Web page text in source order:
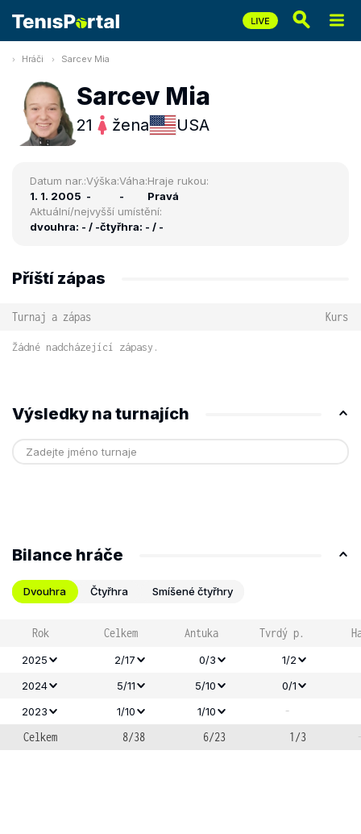
Hráči Sarcev Mia
Sarcev Mia
21 žena USA
Datum nar.:
1. 1. 2005
Výška:
-
Váha:
-
Hraje rukou:
Pravá
Aktuální/nejvyšší umístění:
dvouhra: - / -čtyřhra: - / -
Příští zápas
Turnaj a zápas Kurs
Žádné nadcházející zápasy.
Výsledky na turnajích
Bilance hráče
Dvouhra Čtyřhra Smíšené čtyřhry
Rok Celkem Antuka Tvrdý p.
2025 2/17 0/3
1/2
2024
5/11 5/10
0/1
2023
1/10 1/10
-
Celkem
8/38 6/23 1/3